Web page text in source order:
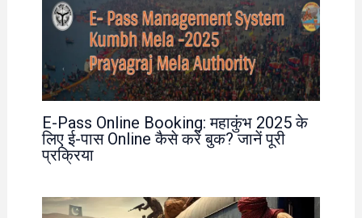
E-Pass Online Booking: महाकुंभ 2025 के
लिए ई-पास Online कैसे करें बुक? जानें पूरी
प्रक्रिया